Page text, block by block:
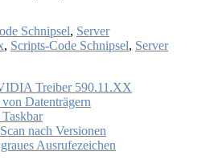
Schnipsel, Server
, Scripts-Code Schnipsel, Server
Treiber 590.11.XX
Datenträgern
nach Versionen
Ausrufezeichen